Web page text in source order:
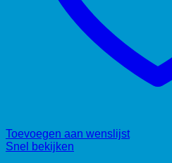
Toevoegen aan wenslijst
Snel bekijken